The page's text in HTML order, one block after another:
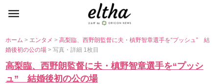
ホーム> エンタメ>高梨臨、西野朗監督に夫・槙野智章選手を“プッシュ” 結
婚後初の公の場> 写真・詳細 1枚目
高梨臨、西野朗監督に夫・槙野智章選手を“プッシ
ュ” 結婚後初の公の場